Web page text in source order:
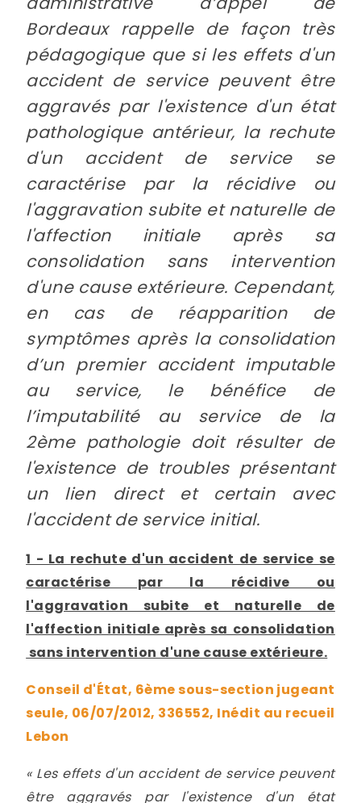
Bordeaux rappelle de façon très
pédagogique que si les effets d'un
accident de service peuvent être
aggravés par l'existence d'un état
pathologique antérieur, la rechute
d'un accident de service se
caractérise par la récidive ou
l'aggravation subite et naturelle de
l'affection initiale après sa
consolidation sans intervention
d'une cause extérieure. Cependant,
en cas de réapparition de
symptômes après la consolidation
d’un premier accident imputable
au service, le bénéfice de
l’imputabilité au service de la
2ème pathologie doit résulter de
l'existence de troubles présentant
un lien direct et certain avec
l'accident de service initial.
1 - La rechute d'un accident de service se
caractérise par la récidive ou
l'aggravation subite et naturelle de
l'affection initiale après sa consolidation
sans intervention d'une cause extérieure.
Conseil d'État, 6ème sous-section jugeant
seule, 06/07/2012, 336552, Inédit au recueil
Lebon
« Les effets d'un accident de service peuvent
être aggravés par l'existence d'un état